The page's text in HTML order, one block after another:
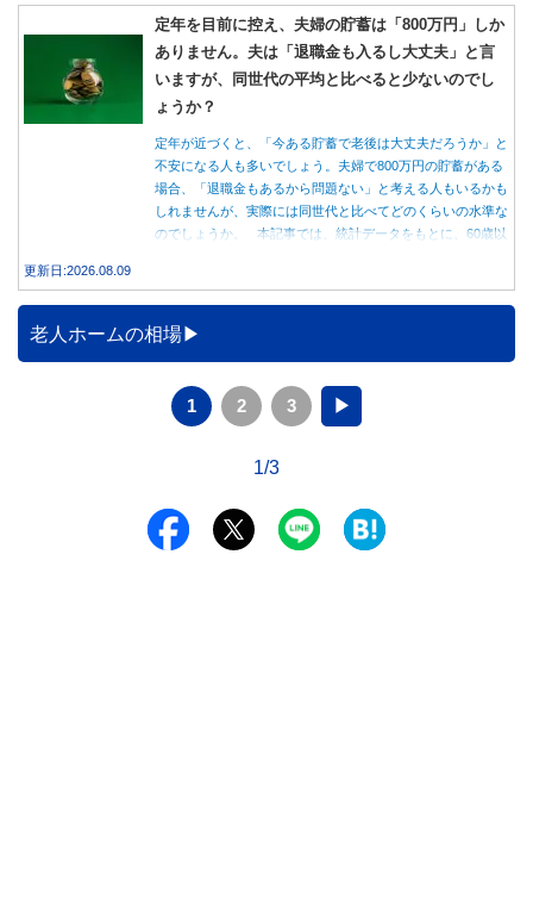
定年を目前に控え、夫婦の貯蓄は「800万円」しか
ありません。夫は「退職金も入るし大丈夫」と言
いますが、同世代の平均と比べると少ないのでし
ょうか？
定年が近づくと、「今ある貯蓄で老後は大丈夫だろうか」と
不安になる人も多いでしょう。夫婦で800万円の貯蓄がある
場合、「退職金もあるから問題ない」と考える人もいるかも
しれませんが、実際には同世代と比べてどのくらいの水準な
のでしょうか。 本記事では、統計データをもとに、60歳以
更新日:2026.08.09
老人ホームの相場
1 2 3 ▶
1/3